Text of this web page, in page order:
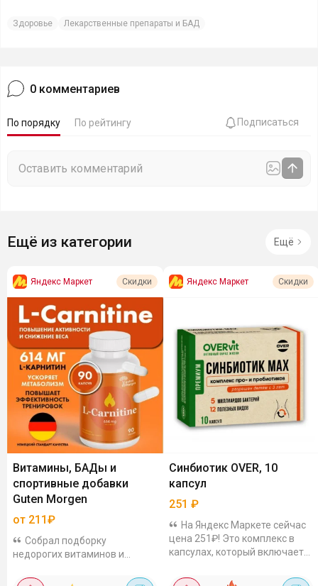
Здоровье Лекарственные препараты и БАД
0 комментариев
По порядку По рейтингу Подписаться
Ещё из категории Ещё
Яндекс Маркет Скидки
Витамины, БАДы и
спортивные добавки
Guten Morgen
от 211₽
Собрал подборку
недорогих витаминов и
товары указаны с
Яндекс Маркет Скидки
Синбиотик OVER, 10
капсул
251 ₽
На Яндекс Маркете сейчас
цена 251₽! Это комплекс в
капсулах, который включает
синбиотики. Можно взрослым